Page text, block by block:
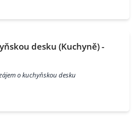
desku (Kuchyně) -
o kuchyňskou desku